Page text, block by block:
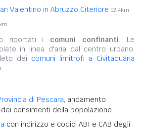
Valentino in Abruzzo Citeriore 12,4km
riportati i comuni confinanti. Le
in linea d'aria dal centro urbano.
dei comuni limitrofi a Civitaquana
di Pescara, andamento
censimenti della popolazione.
con indirizzo e codici ABI e CAB degli